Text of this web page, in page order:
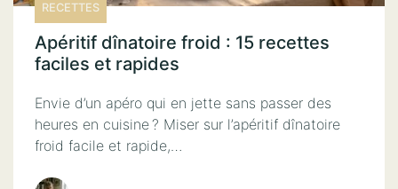
RECETTES
Apéritif dînatoire froid : 15 recettes
faciles et rapides
Envie d’un apéro qui en jette sans passer des
heures en cuisine ? Miser sur l’apéritif dînatoire
froid facile et rapide,…